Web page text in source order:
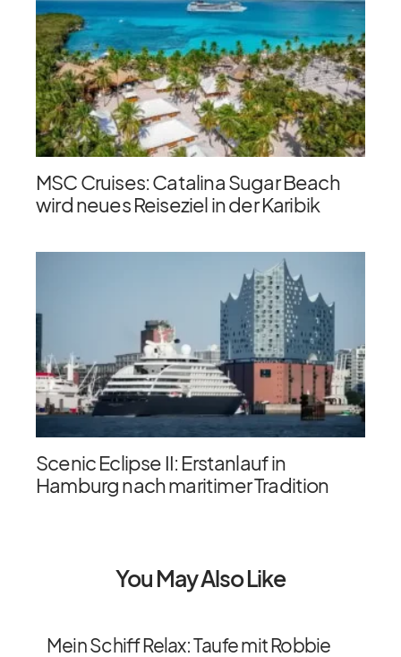
MSC Cruises: Catalina Sugar Beach
wird neues Reiseziel in der Karibik
Scenic Eclipse II: Erstanlauf in
Hamburg nach maritimer Tradition
You May Also Like
Mein Schiff Relax: Taufe mit Robbie